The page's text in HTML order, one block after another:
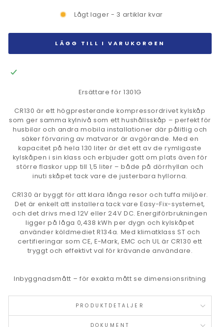
Lågt lager - 3 artiklar kvar
LÄGG TILL I VARUKORGEN
Ersättare för 1301G
CR130 är ett högpresterande kompressordrivet kylskåp
som ger samma kylnivå som ett hushållsskåp – perfekt för
husbilar och andra mobila installationer där pålitlig och
säker förvaring av matvaror är avgörande. Med en
kapacitet på hela 130 liter är det ett av de rymligaste
kylskåpen i sin klass och erbjuder gott om plats även för
större flaskor upp till 1,5 liter – både på dörrhyllan och
inuti skåpet tack vare de justerbara hyllorna.
CR130 är byggt för att klara långa resor och tuffa miljöer.
Det är enkelt att installera tack vare Easy-Fix-systemet,
och det drivs med 12V eller 24V DC. Energiförbrukningen
ligger på låga 0,438 kWh per dygn och kylskåpet
använder köldmediet R134a. Med klimatklass ST och
certifieringar som CE, E-Mark, EMC och UL är CR130 ett
tryggt och effektivt val för krävande användare.
Inbyggnadsmått – för exakta mått se dimensionsritning
PRODUKTDETALJER
DOKUMENT